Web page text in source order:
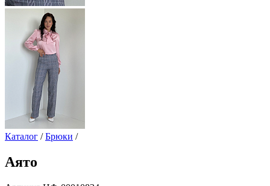
Каталог / Брюки /
Аято